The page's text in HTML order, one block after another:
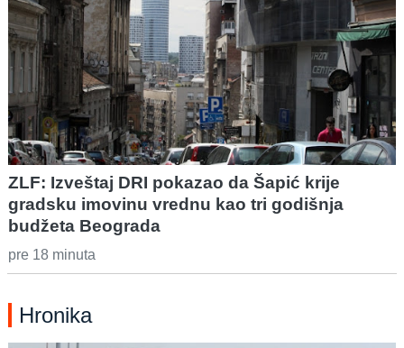
ZLF: Izveštaj DRI pokazao da Šapić krije
gradsku imovinu vrednu kao tri godišnja
budžeta Beograda
pre 18 minuta
Hronika